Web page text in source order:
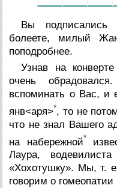
Вы
болеете, милый
поподробнее.
Узнав на
очень
вспоминать о Вас, и
янв<аря>*, то не
что не знал Вашего
на набережной*
Лаура,
«Хохотушку». Мы, т.
говорим о